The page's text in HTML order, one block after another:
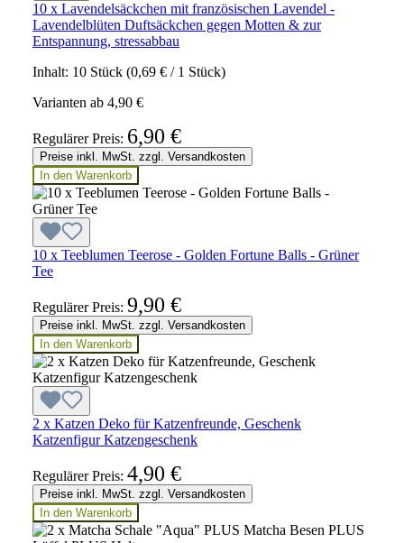
10 x Lavendelsäckchen mit französischen Lavendel -
Lavendelblüten Duftsäckchen gegen Motten & zur
Entspannung, stressabbau
Inhalt: 10 Stück (0,69 € / 1 Stück)
Varianten ab 4,90 €
Regulärer Preis: 6,90 €
Preise inkl. MwSt. zzgl. Versandkosten
In den Warenkorb
10 x Teeblumen Teerose - Golden Fortune Balls - Grüner
Tee
Regulärer Preis: 9,90 €
Preise inkl. MwSt. zzgl. Versandkosten
In den Warenkorb
2 x Katzen Deko für Katzenfreunde, Geschenk
Katzenfigur Katzengeschenk
Regulärer Preis: 4,90 €
Preise inkl. MwSt. zzgl. Versandkosten
In den Warenkorb